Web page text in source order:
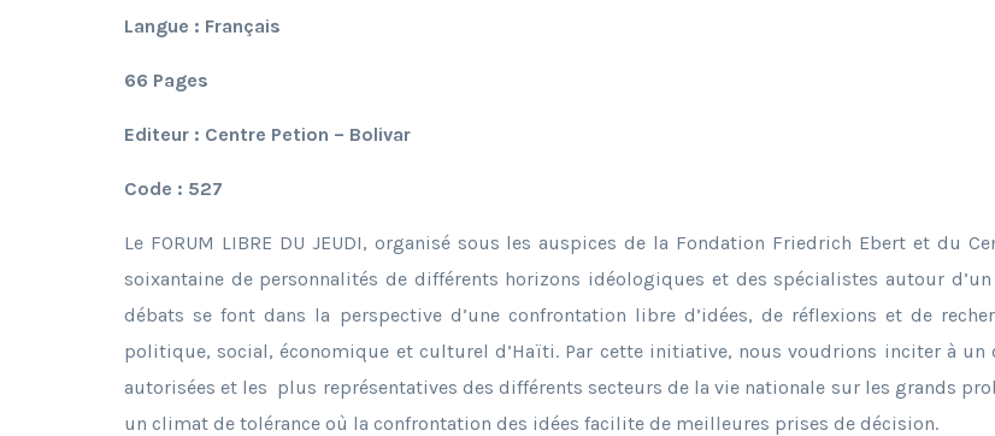
Langue : Français
66 Pages
Editeur : Centre Petion – Bolivar
Code : 527
Le FORUM LIBRE DU JEUDI, organisé sous les auspices de la Fondation Friedrich Ebert et du
soixantaine de personnalités de différents horizons idéologiques et des spécialistes autour
débats se font dans la perspective d’une confrontation libre d’idées, de réflexions et de
politique, social, économique et culturel d’Haïti. Par cette initiative, nous voudrions inciter à
autorisées et les plus représentatives des différents secteurs de la vie nationale sur les grands
un climat de tolérance où la confrontation des idées facilite de meilleures prises de décision.